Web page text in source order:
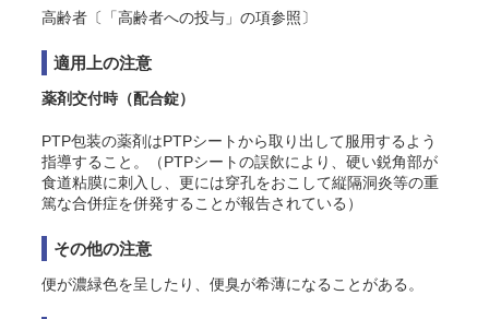
高齢者〔「高齢者への投与」の項参照〕
適用上の注意
薬剤交付時（配合錠）
PTP包装の薬剤はPTPシートから取り出して服用するよう
指導すること。（PTPシートの誤飲により、硬い鋭角部が
食道粘膜に刺入し、更には穿孔をおこして縦隔洞炎等の重
篤な合併症を併発することが報告されている）
その他の注意
便が濃緑色を呈したり、便臭が希薄になることがある。